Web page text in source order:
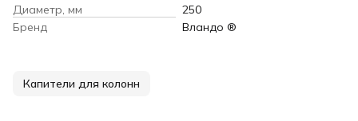
Диаметр, мм
250
Бренд
Вландо ®
Капители для колонн